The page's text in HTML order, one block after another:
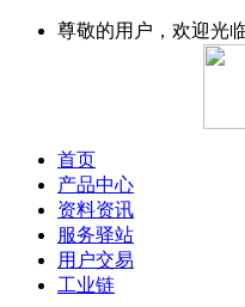
尊敬的用户，欢迎光
首页
产品中心
资料资讯
服务驿站
用户交易
工业链